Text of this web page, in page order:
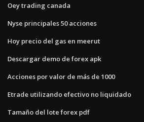
Oey trading canada
Nyse principales 50 acciones
Hoy precio del gas en meerut
Descargar demo de forex apk
Acciones por valor de más de 1000
Etrade utilizando efectivo no liquidado
Tamaño del lote forex pdf